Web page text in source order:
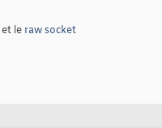
et le raw socket